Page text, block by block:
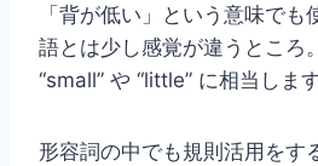
「背が低い」という意味で
語とは少し感覚が違うところ
“small” や “little” に相当します
形容詞の中でも規則活用をす